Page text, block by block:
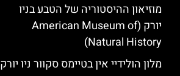
מוזיאון ההיסטוריה של הטבע בניו
יורק (American Museum of
Natural History)
מלון הולידיי אין בטיימס סקוור ניו יורק